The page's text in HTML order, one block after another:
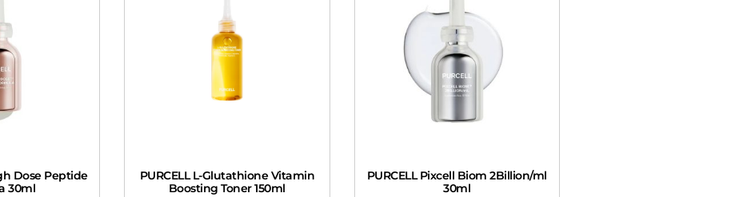
Dose Peptide
30ml
PURCELL L-Glutathione Vitamin
Boosting Toner 150ml
PURCELL Pixcell Biom 2Billion/ml
30ml